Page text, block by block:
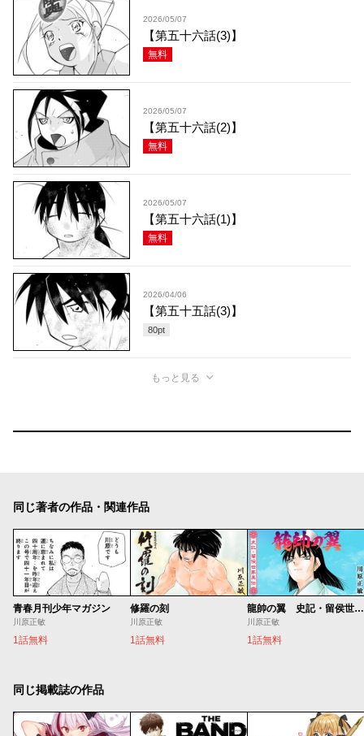
2026/05/07
【第五十六話(3)】
無料
2026/05/07
【第五十六話(2)】
無料
2026/05/07
【第五十六話(1)】
無料
2026/04/06
【第五十五話(3)】
80pt
もっと見る
同じ著者の作品・関連作品
青春月刊少年マガジン
川原正敏
1話無料
修羅の刻
川原正敏
1話無料
龍帥の翼 史記・留侯世家異伝
川原正敏
1話無料
同じ掲載誌の作品